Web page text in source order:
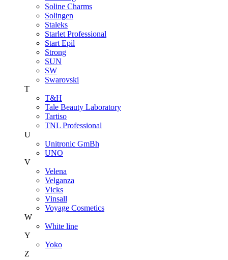
Soline Charms
Solingen
Staleks
Starlet Professional
Start Epil
Strong
SUN
SW
Swarovski
T
T&H
Tale Beauty Laboratory
Tartiso
TNL Professional
U
Unitroniс GmBh
UNO
V
Velena
Velganza
Vicks
Vinsall
Voyage Cosmetics
W
White line
Y
Yoko
Z